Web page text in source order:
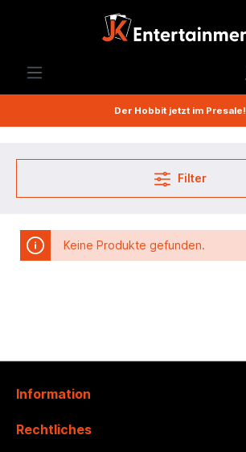
Der Hobbit jetzt im Presale!
Filter
Keine Produkte gefunden.
Information
Rechtliches